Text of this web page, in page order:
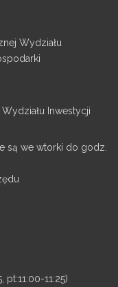
Wydziału
Inwestycji
są we wtorki do godz.
pt:11:00-11:25)